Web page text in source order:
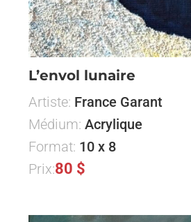
L’envol lunaire
Artiste: France Garant
Médium: Acrylique
Format: 10 x 8
Prix:80 $